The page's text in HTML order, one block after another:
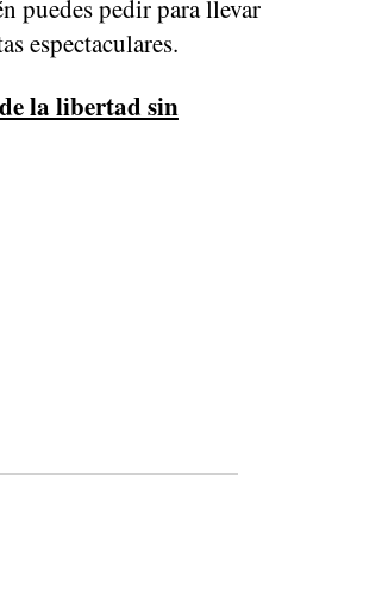
puedes pedir para llevar
espectaculares.
la libertad sin